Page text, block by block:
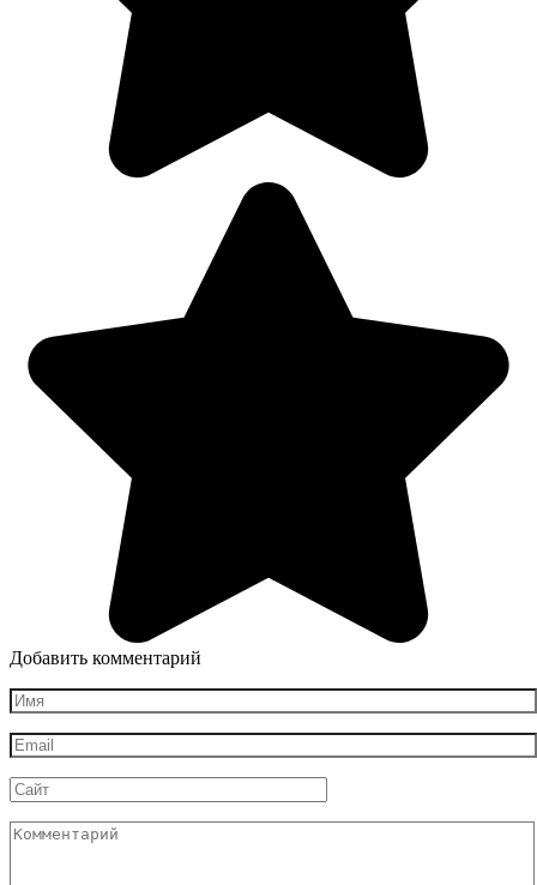
Добавить комментарий
Имя
*
Email
*
Сайт
Комментарий